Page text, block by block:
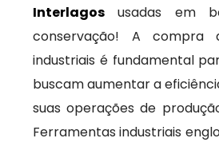
Interlagos usadas em
conservação! A compra
industriais é fundamental
buscam aumentar a
suas operações de
Ferramentas industriais